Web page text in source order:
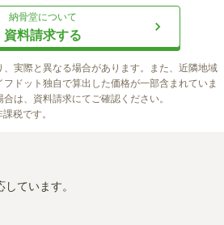
納骨堂について
資料請求する
実際と異なる場合があります。また、近隣地域
ドット独自で算出した価格が一部含まれていま
は、資料請求にてご確認ください。
税です。
ています。